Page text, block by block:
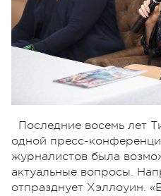
Последние восемь лет
одной пресс-
журналистов была
актуальные вопросы.
отпразднует Хэллоуин.